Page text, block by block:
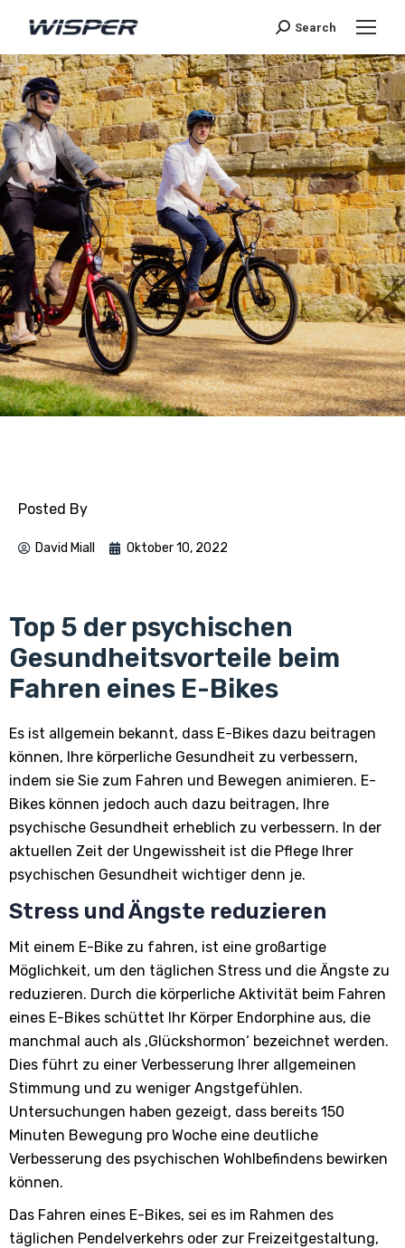
Search
Posted By
David Miall Oktober 10, 2022
Top 5 der psychischen
Gesundheitsvorteile beim
Fahren eines E-Bikes
Es ist allgemein bekannt, dass E-Bikes dazu beitragen
können, Ihre körperliche Gesundheit zu verbessern,
indem sie Sie zum Fahren und Bewegen animieren. E-
Bikes können jedoch auch dazu beitragen, Ihre
psychische Gesundheit erheblich zu verbessern. In der
aktuellen Zeit der Ungewissheit ist die Pflege Ihrer
psychischen Gesundheit wichtiger denn je.
Stress und Ängste reduzieren
Mit einem E-Bike zu fahren, ist eine großartige
Möglichkeit, um den täglichen Stress und die Ängste zu
reduzieren. Durch die körperliche Aktivität beim Fahren
eines E-Bikes schüttet Ihr Körper Endorphine aus, die
manchmal auch als ‚Glückshormon‘ bezeichnet werden.
Dies führt zu einer Verbesserung Ihrer allgemeinen
Stimmung und zu weniger Angstgefühlen.
Untersuchungen haben gezeigt, dass bereits 150
Minuten Bewegung pro Woche eine deutliche
Verbesserung des psychischen Wohlbefindens bewirken
können.
Das Fahren eines E-Bikes, sei es im Rahmen des
täglichen Pendelverkehrs oder zur Freizeitgestaltung,